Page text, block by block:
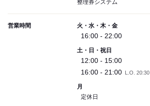
整理券システム
営業時間 火・水・木・金
16:00 - 22:00
土・日・祝日
12:00 - 15:00
16:00 - 21:00
L.O. 20:30
月
定休日